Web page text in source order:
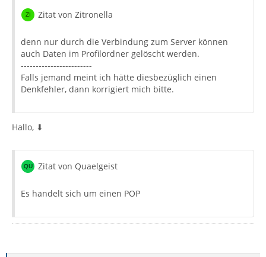
Zitat von Zitronella
denn nur durch die Verbindung zum Server können
auch Daten im Profilordner gelöscht werden.
------------------------
Falls jemand meint ich hätte diesbezüglich einen
Denkfehler, dann korrigiert mich bitte.
Hallo, ⬇
Zitat von Quaelgeist
Es handelt sich um einen POP